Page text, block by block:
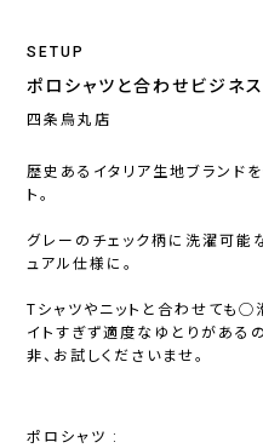
SETUP
ポロシャツと合わせビジネ
四条烏丸店
歴史あるイタリア生地ブランド
ト。
グレーのチェック柄に洗濯可能
ュアル仕様に。
Tシャツやニットと合わせても◯
イトすぎず適度なゆとりがある
非、お試しくださいませ。
ポロシャツ :